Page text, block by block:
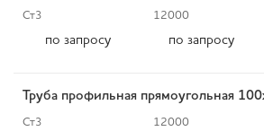
Ст3 12000
по запросу по запросу
Труба профильная прямоугольная
Ст3 12000